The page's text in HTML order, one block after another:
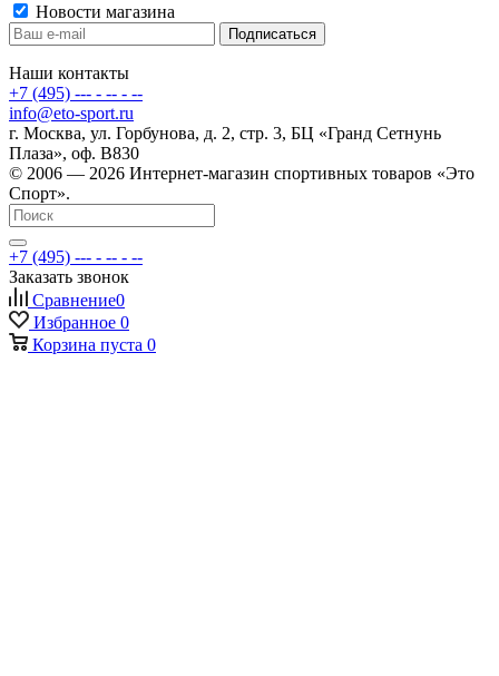
Новости магазина
Наши контакты
+7 (495) --- - -- - --
info@eto-sport.ru
г. Москва, ул. Горбунова, д. 2, стр. 3, БЦ «Гранд Сетнунь
Плаза», оф. В830
© 2006 — 2026 Интернет-магазин спортивных товаров «Это
Спорт».
+7 (495) --- - -- - --
Заказать звонок
Сравнение0
Избранное 0
Корзина пуста 0